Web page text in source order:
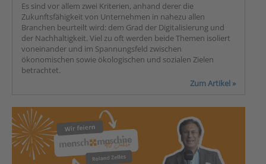
Es sind vor allem zwei Kriterien, anhand derer die
Zukunftsfähigkeit von Unternehmen in nahezu allen
Branchen beurteilt wird: dem Grad der Digitalisierung und
der Nachhaltigkeit. Viel zu oft werden beide Themen isoliert
voneinander und im Spannungsfeld zwischen
ökonomischen sowie ökologischen und sozialen Zielen
betrachtet.
Zum Artikel »